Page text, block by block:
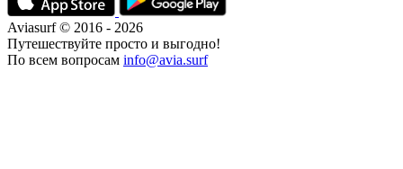
Aviasurf © 2016 - 2026
Путешествуйте просто и выгодно!
По всем вопросам info@avia.surf